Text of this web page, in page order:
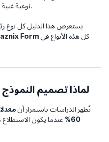
نوعية غنية أم بيانات مسطحة غير قابلة للاستخدام.
يستعرض هذا الدليل كل نوع
Form
لماذا تصميم
تُظهر الدراسات باستمرار أن
60%
عندما يكون